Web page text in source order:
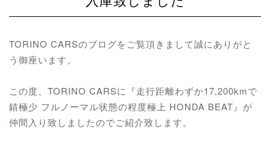
TORINO CARSのブログをご覧頂きまして誠にありがと
う御座います。
この度、TORINO CARSに『走行距離わずか17,200kmで
錆極少 フルノーマル状態の程度極上 HONDA BEAT』が
仲間入り致しましたのでご紹介致します。